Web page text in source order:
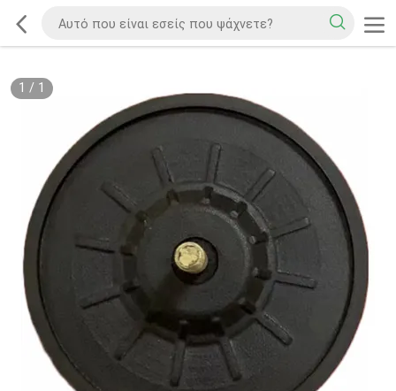
1 / 1